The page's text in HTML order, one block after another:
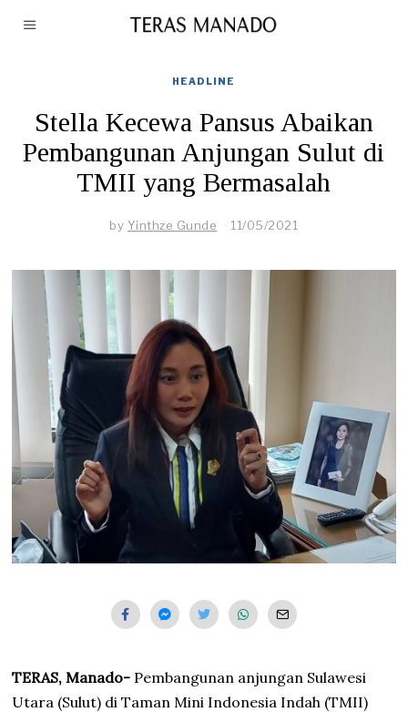
HEADLINE
Stella Kecewa Pansus Abaikan
Pembangunan Anjungan Sulut di
TMII yang Bermasalah
by Yinthze Gunde 11/05/2021
TERAS, Manado- Pembangunan anjungan Sulawesi
Utara (Sulut) di Taman Mini Indonesia Indah (TMII)